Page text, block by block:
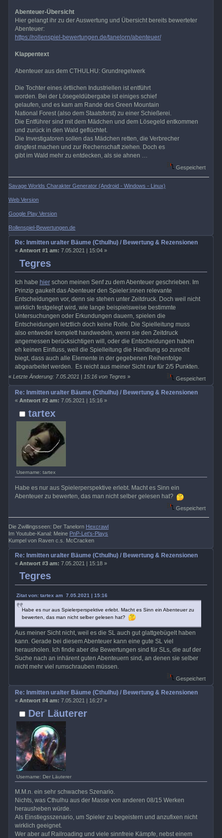
Abenteuer-Übersicht
Hier gelangt ihr zu der Auswertung und Übersicht bereits bewerteter
Abenteuer:
https://rollenspiel-bewertungen.de/tanelorn/abenteuer/
Klappentext
Abenteuer aus dem CTHULHU: Grundregelwerk
Die Tochter eines örtlichen Industriellen ist entführt
worden. Bei der Lösegeldübergabe ist einiges schief
gelaufen, und es kam am Rande des Green Mountain
National Forest (also dem Staatsforst) zu einer Schießerei.
Die Entführer sind mit dem Mädchen und dem Lösegeld entkommen
und zurück in den Wald geflüchtet.
Die Investigatoren sollen das Mädchen retten, die Verbrecher
dingfest machen und zur Rechenschaft ziehen. Doch es
gibt im Wald mehr zu entdecken, als sie ahnen …
Gespeichert
Savage Worlds Charakter Generator (Android - Windows - Linux)
Web Version
Google Play Version
Rollenspiel-Bewertungen.de
Tegres
Re: Inmitten uralter Bäume (Cthulhu) / Bewertung & Rezensionen
« Antwort #1 am: 7.05.2021 | 15:04 »
Ich habe hierschon meinen Senf zu dem Abenteuer geschrieben. Im
Prinzip gaukelt das Abenteuer den Spieler:innen relevante
Entscheidungen vor, denn sie stehen unter Zeitdruck. Doch weil nicht
wirklich festgelegt wird, wie lange beispielsweise bestimmte
Untersuchungen oder Erkundungen dauern, spielen die
Entscheidungen letztlich doch keine Rolle. Die Spielleitung muss
also entweder komplett handwedeln, wenn sie den Zeitdruck
angemessen berücksichtigen will, oder die Entscheidungen haben
eh keinen Einfluss, weil die Spielleitung die Handlung so zurecht
biegt, dass auch alle Elemente in der gegebenen Reihenfolge
abgearbeitet werden. Es reicht aus meiner Sicht nur für 2/5 Punkten.
«Letzte Änderung: 7.05.2021 | 15:16 von Tegres » Gespeichert
tartex
Username: tartex
Re: Inmitten uralter Bäume (Cthulhu) / Bewertung & Rezensionen
« Antwort #2 am: 7.05.2021 | 15:16 »
Habe es nur aus Spielerperspektive erlebt. Macht es Sinn ein
Abenteuer zu bewerten, das man nicht selber gelesen hat?
Gespeichert
Die Zwillingsseen: Der Tanelorn Hexcrawl
Im Youtube-Kanal: Meine PnP-Let's-Plays
Kumpel von Raven c.s. McCracken
Tegres
Re: Inmitten uralter Bäume (Cthulhu) / Bewertung & Rezensionen
« Antwort #3 am: 7.05.2021 | 15:18 »
Zitat von: tartex am 7.05.2021 | 15:16
Habe es nur aus Spielerperspektive erlebt. Macht es Sinn ein Abenteuer zu
bewerten, das man nicht selber gelesen hat?
Aus meiner Sicht nicht, weil es die SL auch gut glattgebügelt haben
kann. Gerade bei diesem Abenteuer kann eine gute SL viel
herausholen. Ich finde aber die Bewertungen sind für SLs, die auf der
Suche nach an inhärent guten Abenteuern sind, an denen sie selber
nicht mehr viel rumschrauben müssen.
Gespeichert
Der Läuterer
Username: Der Läuterer
Re: Inmitten uralter Bäume (Cthulhu) / Bewertung & Rezensionen
« Antwort #4 am: 7.05.2021 | 16:27 »
M.M.n. ein sehr schwaches Szenario.
Nichts, was Cthulhu aus der Masse von anderen 08/15 Werken
herausheben würde.
Als Einstiegsszenario, um Spieler zu begeistern und anzufixen nicht
wirklich geeignet.
Wer aber auf Railroading und viele sinnfreie Kämpfe, nebst einem